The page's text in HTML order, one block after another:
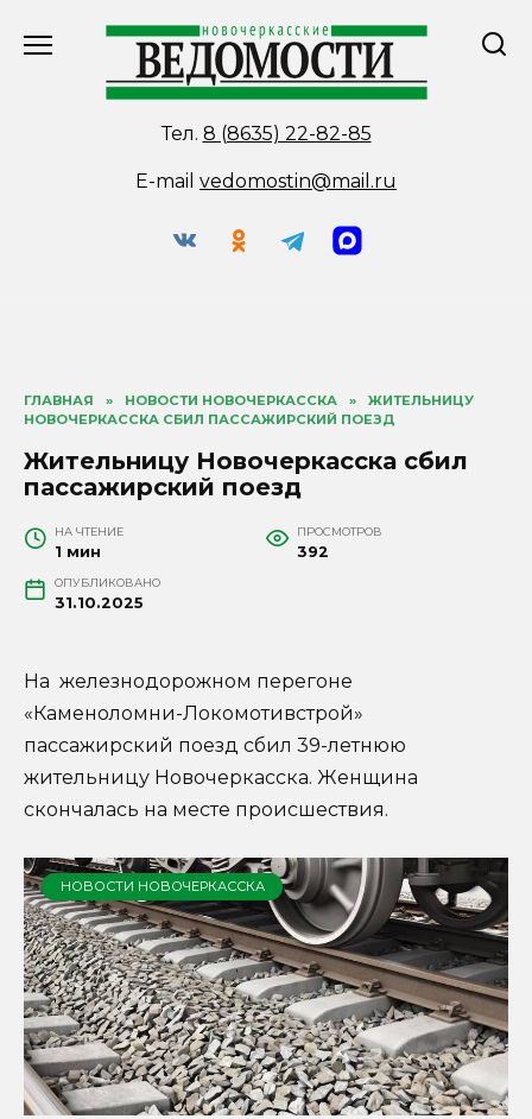
Тел. 8 (8635) 22-82-85
E-mail vedomostin@mail.ru
ГЛАВНАЯ » НОВОСТИ НОВОЧЕРКАССКА »
ЖИТЕЛЬНИЦУ
НОВОЧЕРКАССКА СБИЛ ПАССАЖИРСКИЙ ПОЕЗД
Жительницу Новочеркасска сбил
пассажирский поезд
НА ЧТЕНИЕ
1 мин
ПРОСМОТРОВ
392
ОПУБЛИКОВАНО
31.10.2025
На железнодорожном перегоне
«Каменоломни-Локомотивстрой»
пассажирский поезд сбил 39-летнюю
жительницу Новочеркасска. Женщина
скончалась на месте происшествия.
НОВОСТИ НОВОЧЕРКАССКА